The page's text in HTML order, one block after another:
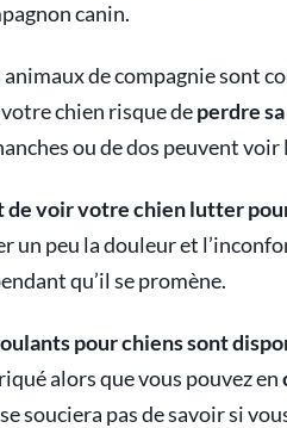
canin.
de compagnie sont
chien risque deperdre
ou de dos peuvent
de voir votre chien lutter
un peu la douleur et
qu’il se promène.
pour chiens sont
alors que vous pouvez en
souciera pas de savoir si